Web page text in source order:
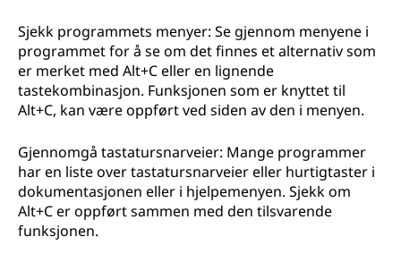
Sjekk programmets menyer: Se gjennom menyene i
programmet for å se om det finnes et alternativ som
er merket med Alt+C eller en lignende
tastekombinasjon. Funksjonen som er knyttet til
Alt+C, kan være oppført ved siden av den i menyen.
Gjennomgå tastatursnarveier: Mange programmer
har en liste over tastatursnarveier eller hurtigtaster i
dokumentasjonen eller i hjelpemenyen. Sjekk om
Alt+C er oppført sammen med den tilsvarende
funksjonen.